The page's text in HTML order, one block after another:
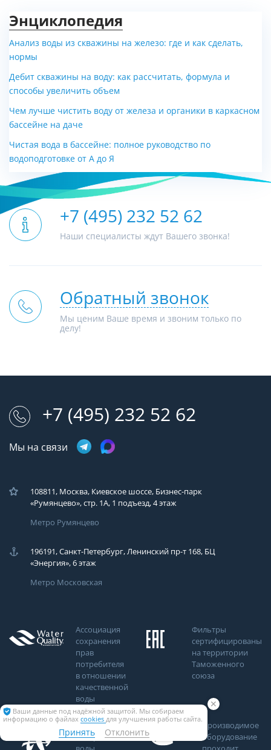
Конденсационный
Viessmann Vitodens 222-F
Цена по запросу
Напольный газовый
Энциклопедия
Анализ воды из скважины на железо: где и как сделать,
нормы
Дебит скважины на воду: как рассчитать, формула и
способы увеличить объем
Чем лучше чистить воду от железа и органики в каркасном
бассейне на даче
Чистая вода в бассейне: полное руководство по
водоподготовке от А до Я
+7 (495) 232 52 62
Наши специалисты ждут Вашего звонка!
Обратный звонок
Мы ценим Ваше время и звоним только по
делу!
+7 (495) 232 52 62
Мы на связи
108811, Москва, Киевское шоссе, Бизнес-парк
«Румянцево», стр. 1А, 1 подъезд, 4 этаж
Метро Румянцево
196191, Санкт-Петербург, Ленинский пр-т 168, БЦ
«Энергия», 6 этаж
Метро Московская
Ассоциация
сохранения
прав
потребителя
в отношении
качественной
воды
Фильтры
сертифицированы
на территории
Таможенного
союза
Аналитический
центр качества
Производимое
оборудование
Ваши данные под надёжной защитой. Мы собираем
информацию о файлах cookies для улучшения работы сайта.
Принять Отклонить
✕